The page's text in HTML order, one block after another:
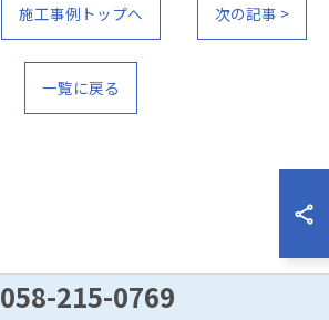
施工事例トップへ 次の記事 >
一覧に戻る
058-215-0769